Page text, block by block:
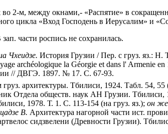
2-м, между окнами,- «Распятие» в
цикла «Вход Господень в Иерусалим» и
части роспись не сохранилась.
Чхеидзе. История Грузии / Пер. с груз. яз.:
archéologique la Géorgie et dans l' Armenie
// ДВГЭ. 1897. № 17. С. 67-93.
архитектуры. Тбилиси, 1924. Табл. 54, 55
Отдела обществ. наук АН Грузии. Тбилиси,
1978. Т. 1. С. 113-154 (на груз. яз.); он
В. Архитектура нагорной части ист.
сидзвелени (Древности Грузии).